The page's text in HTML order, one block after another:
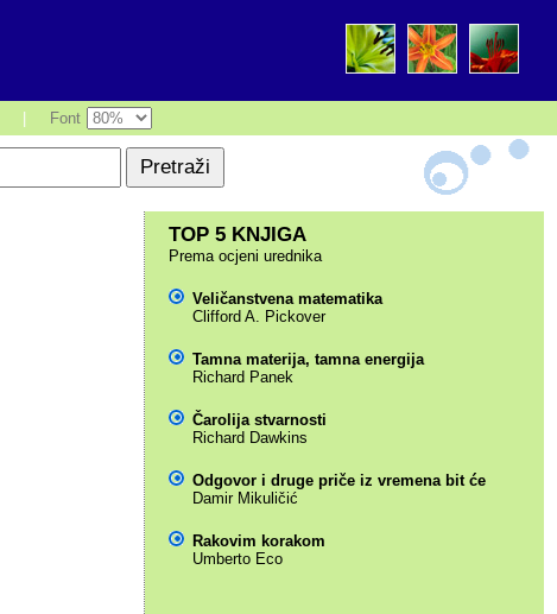
Font
TOP 5 KNJIGA
Prema ocjeni urednika
Veličanstvena matematika
Clifford A. Pickover
Tamna materija, tamna energija
Richard Panek
Čarolija stvarnosti
Richard Dawkins
Odgovor i druge priče iz vremena bit će
Damir Mikuličić
Rakovim korakom
Umberto Eco